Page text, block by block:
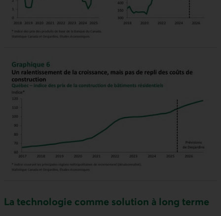
La technologie comme solution à long terme